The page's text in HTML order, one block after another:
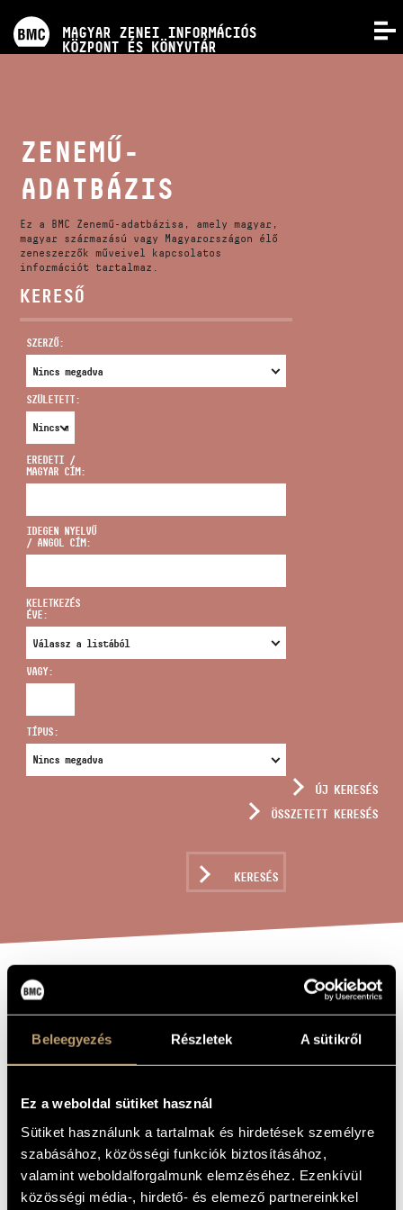
Beleegyezés Részletek A sütikről
Ez a weboldal sütiket használ
Sütiket használunk a tartalmak és hirdetések személyre
szabásához, közösségi funkciók biztosításához,
valamint weboldalforgalmunk elemzéséhez. Ezenkívül
közösségi média-, hirdető- és elemező partnereinkkel
MAGYAR ZENEI INFORMÁCIÓS
KÖZPONT ÉS KÖNYVTÁR
KÉPZÉSEK
KIADVÁNYOK
RÓLUNK
VIDEÓ GALÉRIA
CÍM
infokozpont@bmc.hu
TELEFON
NYITVA TARTÁS
ZENEMŰ-
ADATBÁZIS
Ez a BMC Zenemű-adatbázisa, amely magyar,
magyar származású vagy Magyarországon élő
zeneszerzők műveivel kapcsolatos
információt tartalmaz.
KERESŐ
SZERZŐ:
SZÜLETETT:
EREDETI /
MAGYAR CÍM:
IDEGEN NYELVŰ
/ ANGOL CÍM:
KELETKEZÉS
ÉVE:
VAGY:
TÍPUS:
ÚJ KERESÉS
ÖSSZETETT KERESÉS
KERESÉS
TRÜBE WOLKEN
(S.199) /
SZÜRKE FELHŐK
ZENESZERZŐ Liszt Ferenc
EREDETI /
Trübe Wolken (S.199) / Szürke felhők (S.199)